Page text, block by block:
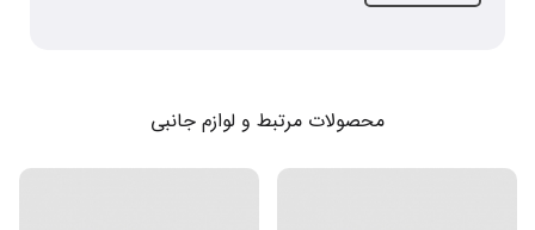
محصولات مرتبط و لوازم جانبی